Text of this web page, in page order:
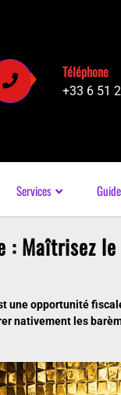
Téléphone
+33 6 51
Services
: Maîtrisez
une opportunité
nativement les